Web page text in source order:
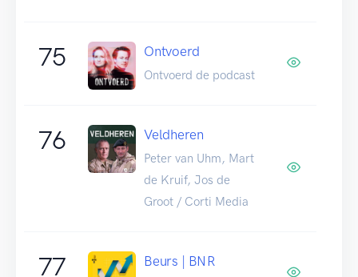
75 Ontvoerd
Ontvoerd de podcast
76 Veldheren
Peter van Uhm, Mart
de Kruif, Jos de
Groot / Corti Media
77 Beurs | BNR